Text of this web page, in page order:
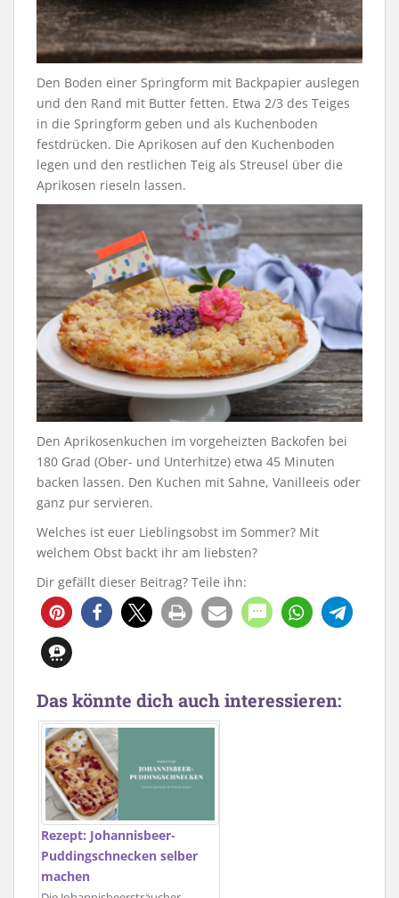
Den Boden einer Springform mit Backpapier auslegen
und den Rand mit Butter fetten. Etwa 2/3 des Teiges
in die Springform geben und als Kuchenboden
festdrücken. Die Aprikosen auf den Kuchenboden
legen und den restlichen Teig als Streusel über die
Aprikosen rieseln lassen.
Den Aprikosenkuchen im vorgeheizten Backofen bei
180 Grad (Ober- und Unterhitze) etwa 45 Minuten
backen lassen. Den Kuchen mit Sahne, Vanilleeis oder
ganz pur servieren.
Welches ist euer Lieblingsobst im Sommer? Mit
welchem Obst backt ihr am liebsten?
Dir gefällt dieser Beitrag? Teile ihn:
711 36
Das könnte dich auch interessieren:
Rezept: Johannisbeer-
Puddingschnecken selber
machen